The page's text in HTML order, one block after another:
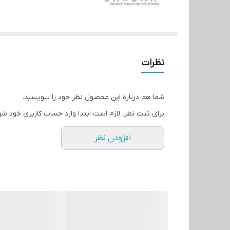
نظرات
شما هم درباره این محصول نظر خود را بنویسید.
برای ثبت نظر، لازم است ابتدا وارد حساب کاربری خود
افزودن نظر